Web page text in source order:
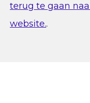
terug te gaan
website..